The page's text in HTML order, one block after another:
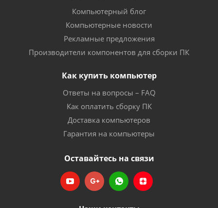
Компьютерный блог
Компьютерные новости
Рекламные предложения
Производители компонентов для сборки ПК
Как купить компьютер
Ответы на вопросы – FAQ
Как оплатить сборку ПК
Доставка компьютеров
Гарантия на компьютеры
Оставайтесь на связи